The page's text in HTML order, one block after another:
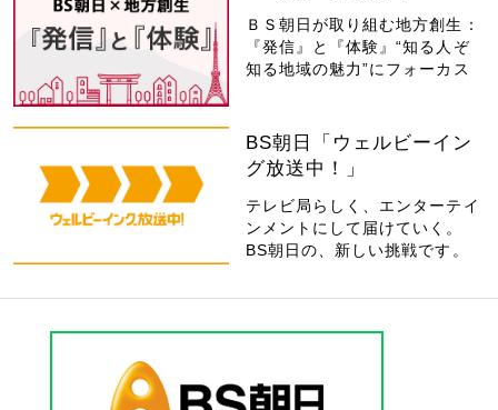
ＢＳ朝日が取り組む地方創生：
『発信』と『体験』“知る人ぞ
知る地域の魅力”にフォーカス
BS朝日「ウェルビーイン
グ放送中！」
テレビ局らしく、エンターテイ
ンメントにして届けていく。
BS朝日の、新しい挑戦です。